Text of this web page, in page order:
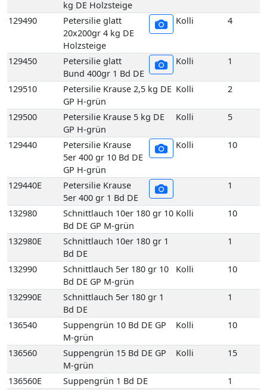
kg DE Holzsteige
129490
Petersilie glatt
20x200gr 4 kg DE
Holzsteige
Kolli 4
129450
Petersilie glatt
Bund 400gr 1 Bd DE
Kolli 1
129510
Petersilie Krause 2,5 kg DE
GP H-grün
Kolli 2
129500
Petersilie Krause 5 kg DE
GP H-grün
Kolli 5
129440
Petersilie Krause
5er 400 gr 10 Bd DE
GP H-grün
Kolli 10
129440E
Petersilie Krause
5er 400 gr 1 Bd DE
1
132980
Schnittlauch 10er 180 gr 10
Bd DE GP M-grün
Kolli 10
132980E
Schnittlauch 10er 180 gr 1
Bd DE
1
132990
Schnittlauch 5er 180 gr 10
Bd DE GP M-grün
Kolli 10
132990E
Schnittlauch 5er 180 gr 1
Bd DE
1
136540
Suppengrün 10 Bd DE GP
M-grün
Kolli 10
136560
Suppengrün 15 Bd DE GP
M-grün
Kolli 15
136560E Suppengrün 1 Bd DE
1